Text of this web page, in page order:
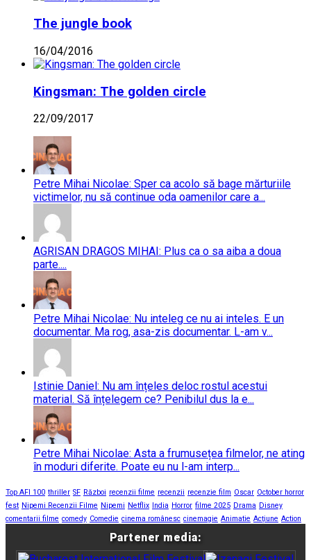
The jungle book
16/04/2016
Kingsman: The golden circle
22/09/2017
Petre Mihai Nicolae: Sper ca acolo să bage mărturiile
victimelor, nu să continue oda oamenilor care a...
AGRISAN DRAGOS MIHAI: Plus ca o sa aiba a doua
parte....
Petre Mihai Nicolae: Nu inteleg ce nu ai inteles. E un
documentar. Ma rog, asa-zis documentar. L-am v...
Istinie Daniel: Nu am înțeles deloc rostul acestui
material. Să înțelegem ce? Penibilul dus la e...
Petre Mihai Nicolae: Asta a frumusețea filmelor, ne ating
în moduri diferite. Poate eu nu l-am interp...
Top AFI 100 thriller SF Război recenzii filme recenzii recenzie film Oscar October horror
fest Nipemi Recenzii Filme Nipemi Netflix India Horror filme 2025 Drama Disney
comentarii filme comedy Comedie cinema românesc cinemagie Animatie Acțiune Action
Partener media: